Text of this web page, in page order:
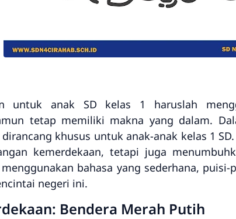
untuk anak SD kelas 1 haruslah
tetap memiliki makna yang dalam.
khusus untuk anak-anak kelas 1
kemerdekaan, tetapi juga
bahasa yang sederhana,
negeri ini.
Bendera Merah Putih